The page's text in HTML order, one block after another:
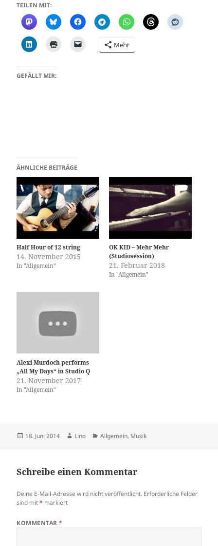
TEILEN MIT:
Mehr
GEFÄLLT MIR:
ÄHNLICHE BEITRÄGE
Half Hour of 12 string
14. November 2015
In "Allgemein"
OK KID – Mehr Mehr
(Studiosession)
21. Februar 2018
In "Allgemein"
Alexi Murdoch performs
„All My Days“ in Studio Q
21. November 2017
In "Allgemein"
Veröffentlicht
18. Juni 2014 Autor
Lino Kategorien
Allgemein, Musik
Schreibe einen Kommentar
Deine E-Mail-Adresse wird nicht veröffentlicht. Erforderliche Felder
sind mit* markiert
KOMMENTAR*